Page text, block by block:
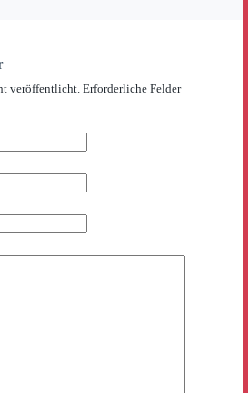
veröffentlicht. Erforderliche Felder